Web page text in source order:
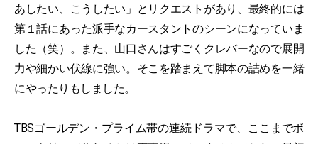
あしたい、こうしたい」とリクエストがあり、最終的には
第１話にあった派手なカースタントのシーンになっていま
した（笑）。また、山口さんはすごくクレバーなので展開
力や細かい伏線に強い。そこを踏まえて脚本の詰めを一緒
にやったりもしました。
TBSゴールデン・プライム帯の連続ドラマで、ここまでボ